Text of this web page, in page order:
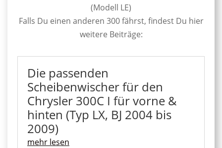
(Modell LE)
Falls Du einen anderen 300 fährst, findest Du hier
weitere Beiträge:
Die passenden
Scheibenwischer für den
Chrysler 300C I für vorne &
hinten (Typ LX, BJ 2004 bis
2009)
mehr lesen